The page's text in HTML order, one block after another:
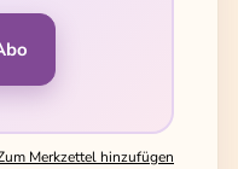
Merkzettel hinzufügen